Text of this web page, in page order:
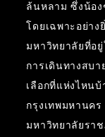
ล้นหลาม ซึ่งน้อง
โดยเฉพาะอย่า
มหาวิทยาลัยที่อ
การเดินทางสบ
เลือกที่แห่งไหน
กรุงเทพมหานค
มหาวิทยาลัยรา